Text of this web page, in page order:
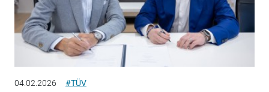
04.02.2026 #TÜV